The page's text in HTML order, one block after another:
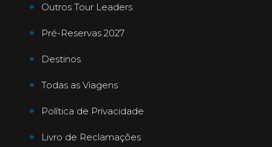
Outros Tour Leaders
Pré-Reservas 2027
Destinos
Todas as Viagens
Política de Privacidade
Livro de Reclamações